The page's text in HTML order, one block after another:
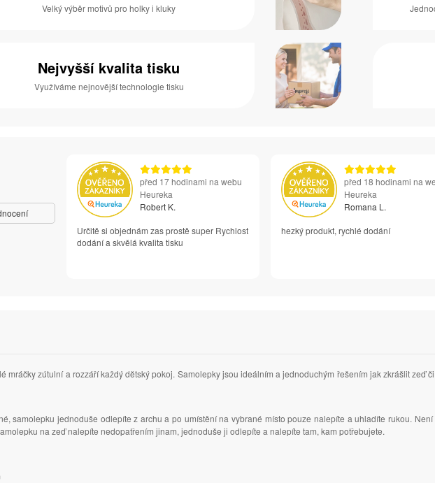
Velký výběr motivů pro holky i kluky
Nejvyšší kvalita tisku
Využíváme nejnovější technologie tisku
před 17 hodinami na webu
Heureka
Robert K.
Určitě si objednám zas prostě super Rychlost
dodání a skvělá kvalita tisku
před 18 hodinami na
Heureka
Romana L.
hezký produkt, rychlé dodání
mráčky zútulní a rozzáří každý dětský pokoj. Samolepky jsou ideálním a jednoduchým řešením jak zkrášlit zeď
samolepku jednoduše odlepíte z archu a po umístění na vybrané místo pouze nalepíte a uhladíte rukou.
na zeď nalepíte nedopatřením jinam, jednoduše ji odlepíte a nalepíte tam, kam potřebujete.